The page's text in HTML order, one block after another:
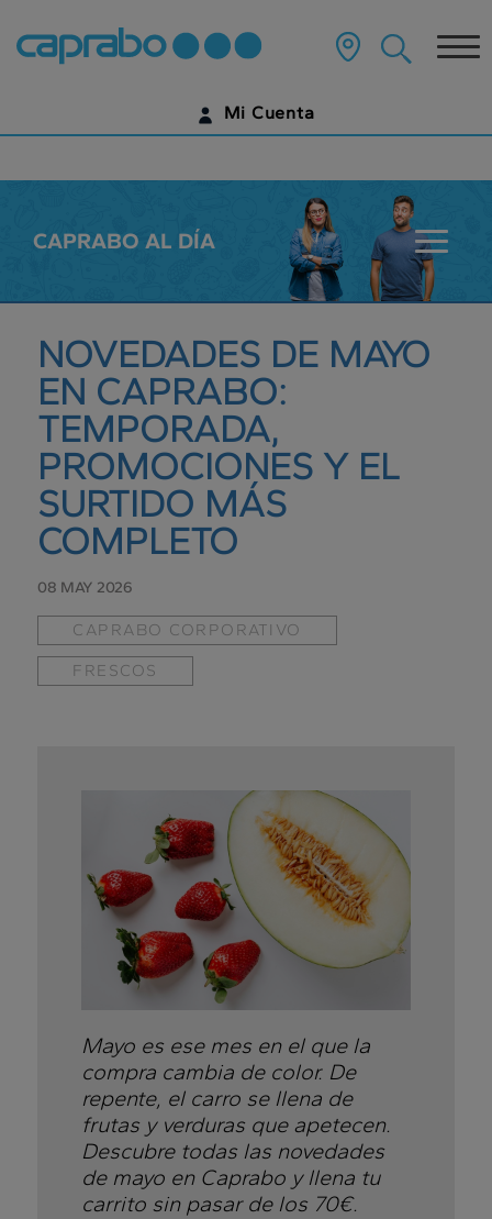
label.access.jump.content???
Mi Cuenta
¿AÚN NO TIENES UNA CUENTA DIGITAL?
EMPIEZA AQUÍ
CAPRABO AL DÍA
???
NOVEDADES DE MAYO
EN CAPRABO:
TEMPORADA,
PROMOCIONES Y EL
SURTIDO MÁS
COMPLETO
08 MAY 2026
CAPRABO CORPORATIVO
FRESCOS
Mayo es ese mes en el que la
compra cambia de color. De
repente, el carro se llena de
frutas y verduras que apetecen.
Descubre todas las novedades
de mayo en Caprabo y llena tu
carrito sin pasar de los 70€.